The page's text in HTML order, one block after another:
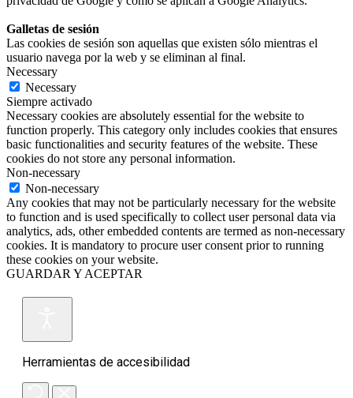
Galletas de sesión
Las cookies de sesión son aquellas que existen sólo mientras el
usuario navega por la web y se eliminan al final.
Necessary
Necessary
Siempre activado
Necessary cookies are absolutely essential for the website to
function properly. This category only includes cookies that ensures
basic functionalities and security features of the website. These
cookies do not store any personal information.
Non-necessary
Non-necessary
Any cookies that may not be particularly necessary for the website
to function and is used specifically to collect user personal data via
analytics, ads, other embedded contents are termed as non-necessary
cookies. It is mandatory to procure user consent prior to running
these cookies on your website.
GUARDAR Y ACEPTAR
Herramientas de accesibilidad